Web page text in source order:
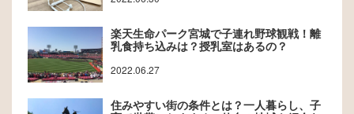
楽天生命パーク宮城で子連れ野球観戦！離
乳食持ち込みは？授乳室はあるの？
2022.06.27
住みやすい街の条件とは？一人暮らし、子